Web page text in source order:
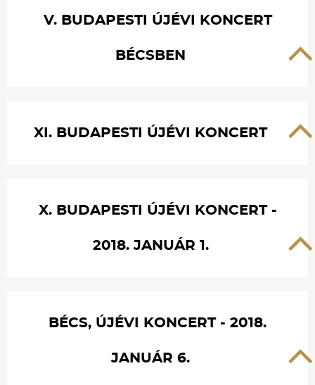
V. BUDAPESTI ÚJÉVI KONCERT
BÉCSBEN
XI. BUDAPESTI ÚJÉVI KONCERT
X. BUDAPESTI ÚJÉVI KONCERT -
2018. JANUÁR 1.
BÉCS, ÚJÉVI KONCERT - 2018.
JANUÁR 6.